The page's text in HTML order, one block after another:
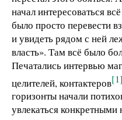
начал интересоваться
было просто перевести
и увидеть рядом с ней
власть». Там всё было
Печатались интервью
целителей, контактеров[1]
горизонты начали
увлекаться